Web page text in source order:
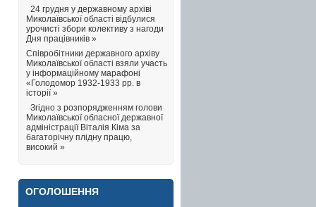
24 грудня у державному архіві
Миколаївської області відбулися
урочисті збори колективу з нагоди
Дня працівників »
Співробітники державного архіву
Миколаївської області взяли участь
у інформаційному марафоні
«Голодомор 1932-1933 рр. в
історії »
Згідно з розпорядженням голови
Миколаївської обласної державної
адміністрації Віталія Кіма за
багаторічну плідну працю,
високий »
ОГОЛОШЕННЯ